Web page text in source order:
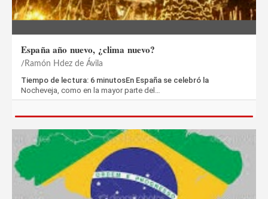
España año nuevo, ¿clima nuevo?
Ramón Hdez de Ávila
Tiempo de lectura: 6 minutosEn España se celebró la
Nocheveja, como en la mayor parte del…